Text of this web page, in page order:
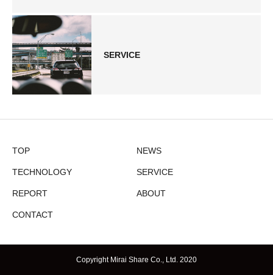
SERVICE
TOP NEWS
TECHNOLOGY SERVICE
REPORT ABOUT
CONTACT
Copyright Mirai Share Co., Ltd. 2020